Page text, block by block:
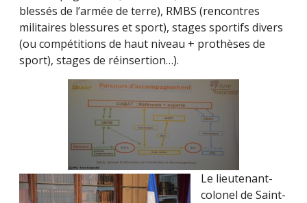
blessés de l’armée de terre), RMBS (rencontres
militaires blessures et sport), stages sportifs divers
(ou compétitions de haut niveau + prothèses de
sport), stages de réinsertion…).
Le lieutenant-
colonel de Saint-